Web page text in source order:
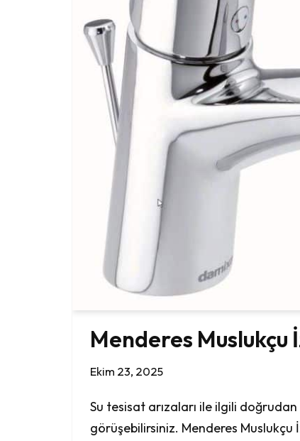
Menderes Muslukçu
Ekim 23, 2025
Su tesisat arızaları ile ilgili doğrudan
görüşebilirsiniz. Menderes